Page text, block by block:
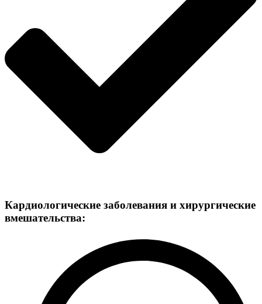
Кардиологические заболевания и хирургические
вмешательства: